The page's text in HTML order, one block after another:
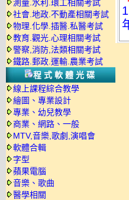
測量.水利.環工相關考試
社會.地政.不動產相關考試
物理.化學.插醫.私醫考試
教育.觀光.心理相關考試
警察,消防,法類相關考試
鐵路.郵政.運輸.農業考試
程式軟體光碟
線上課程綜合教學
繪圖、專業設計
專業、幼兒教學
商業、網路、一般
MTV,音樂,歌劇,演唱會
軟體合輯
字型
蘋果電腦
音樂、歌曲
醫學相關